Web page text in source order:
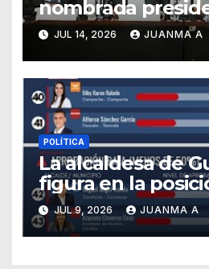
nombrada
PAN en
JUL 14, 2026 JUANMA A
POLÍTICA
La alcaldesa de
figura en la
ranking nacional
JUL 9, 2026 JUANMA A